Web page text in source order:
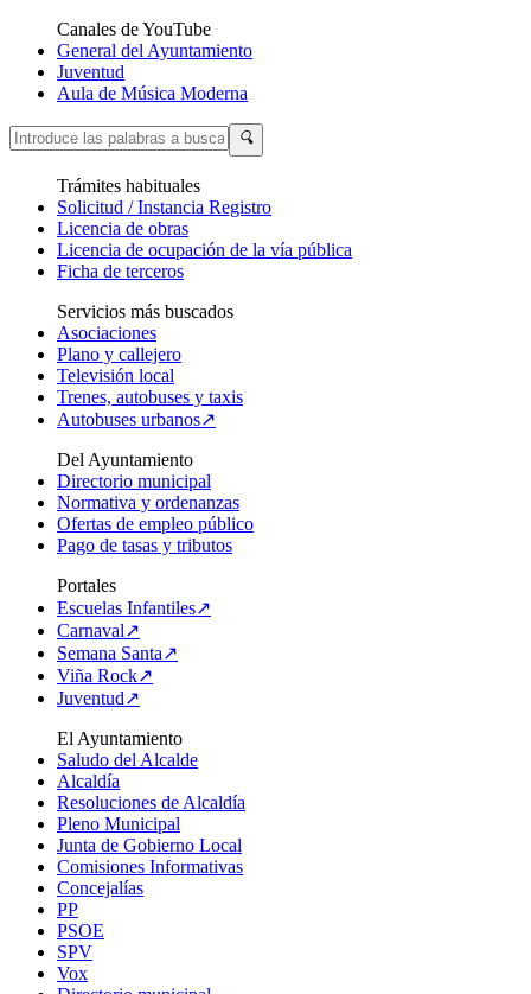
Canales de YouTube
General del Ayuntamiento
Juventud
Aula de Música Moderna
🔍
Trámites habituales
Solicitud / Instancia Registro
Licencia de obras
Licencia de ocupación de la vía pública
Ficha de terceros
Servicios más buscados
Asociaciones
Plano y callejero
Televisión local
Trenes, autobuses y taxis
Autobuses urbanos↗
Del Ayuntamiento
Directorio municipal
Normativa y ordenanzas
Ofertas de empleo público
Pago de tasas y tributos
Portales
Escuelas Infantiles↗
Carnaval↗
Semana Santa↗
Viña Rock↗
Juventud↗
El Ayuntamiento
Saludo del Alcalde
Alcaldía
Resoluciones de Alcaldía
Pleno Municipal
Junta de Gobierno Local
Comisiones Informativas
Concejalías
PP
PSOE
SPV
Vox